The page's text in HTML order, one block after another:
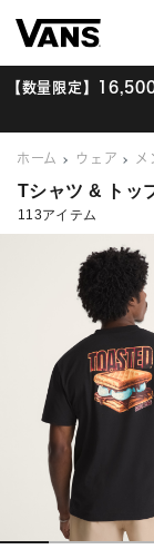
【数量限定】
ホーム ウェア メ
Tシャツ & トッ